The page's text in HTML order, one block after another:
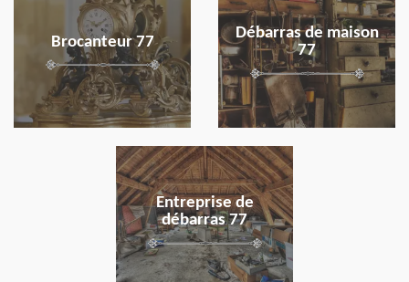
Brocanteur 77
Débarras de maison
77
Entreprise de
débarras 77
en savoir plus